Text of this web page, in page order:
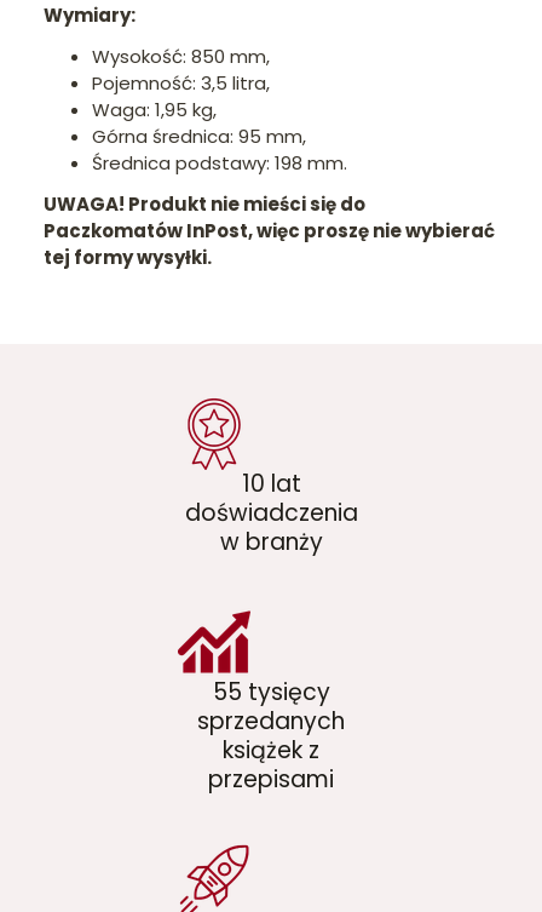
Wymiary:
Wysokość: 850 mm,
Pojemność: 3,5 litra,
Waga: 1,95 kg,
Górna średnica: 95 mm,
Średnica podstawy: 198 mm.
UWAGA! Produkt nie mieści się do
Paczkomatów InPost, więc proszę nie wybierać
tej formy wysyłki.
10 lat
doświadczenia
w branży
55 tysięcy
sprzedanych
książek z
przepisami